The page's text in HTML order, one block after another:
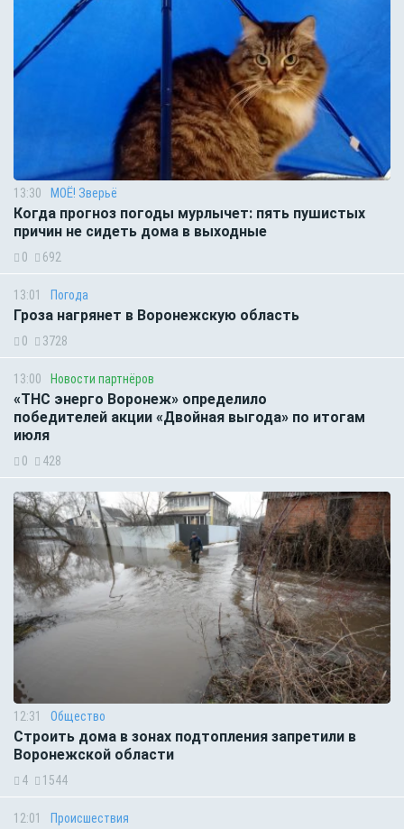
13:30 МОЁ! Зверьё
Когда прогноз погоды мурлычет: пять пушистых
причин не сидеть дома в выходные
0 692
13:01 Погода
Гроза нагрянет в Воронежскую область
0 3728
13:00 Новости партнёров
«ТНС энерго Воронеж» определило
победителей акции «Двойная выгода» по итогам
июля
0 428
12:31 Общество
Строить дома в зонах подтопления запретили в
Воронежской области
4 1544
12:01 Происшествия